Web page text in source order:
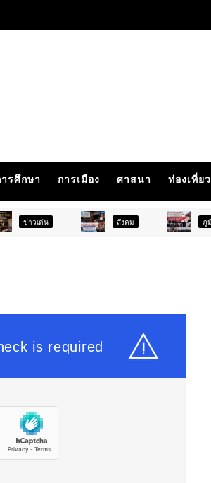
รศึกษา การเมือง ศาสนา ท่องเที่ยว
ภูมิภาค